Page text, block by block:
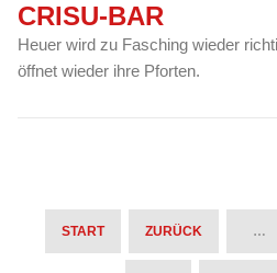
CRISU-BAR
Heuer wird zu Fasching wieder
öffnet wieder ihre Pforten.
START ZURÜCK …